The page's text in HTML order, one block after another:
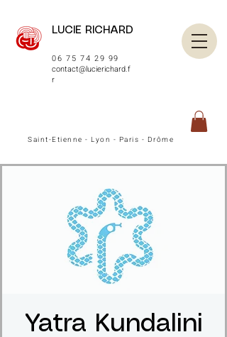
LUCIE RICHARD
06 75 74 29 99
contact@lucierichard.f
r
Saint-Etienne - Lyon - Paris - Drôme
Yatra Kundalini